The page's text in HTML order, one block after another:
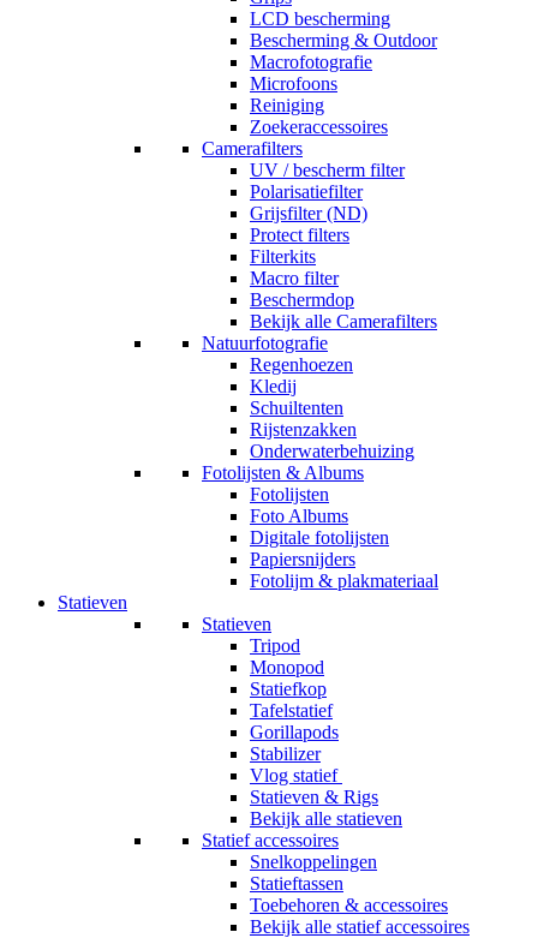
LCD bescherming
Bescherming & Outdoor
Macrofotografie
Microfoons
Reiniging
Zoekeraccessoires
Camerafilters
UV / bescherm filter
Polarisatiefilter
Grijsfilter (ND)
Protect filters
Filterkits
Macro filter
Beschermdop
Bekijk alle Camerafilters
Natuurfotografie
Regenhoezen
Kledij
Schuiltenten
Rijstenzakken
Onderwaterbehuizing
Fotolijsten & Albums
Fotolijsten
Foto Albums
Digitale fotolijsten
Papiersnijders
Fotolijm & plakmateriaal
Statieven
Statieven
Tripod
Monopod
Statiefkop
Tafelstatief
Gorillapods
Stabilizer
Vlog statief
Statieven & Rigs
Bekijk alle statieven
Statief accessoires
Snelkoppelingen
Statieftassen
Toebehoren & accessoires
Bekijk alle statief accessoires